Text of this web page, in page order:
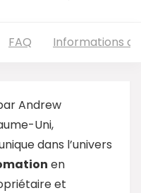
FAQ Informations
Andrew
Uni,
dans l’univers
en
et